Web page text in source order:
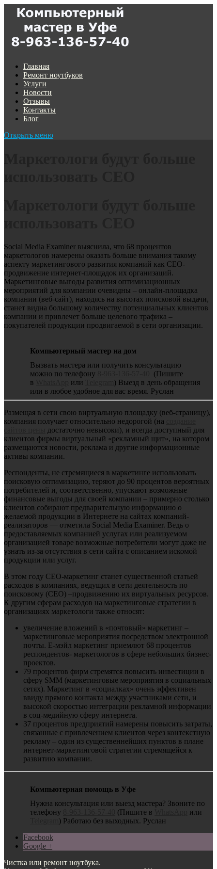
Главная
Ремонт ноутбуков
Услуги
Новости
Отзывы
Контакты
Блог
Открыть меню
Social Media Examiner выяснила, что 68 процентов
маркетологов намерены оказать больше внимания такому
аспекту маркетингового развития компаний как СЕО-
продвижение интернет-площадок их организаций.
Маркетинговые выгоды развития оптимизационных
мероприятий для компании очевидны – онлайн-площадка
компании (веб-сайт), находясь на высотах поисковой выдачи,
станет видна большому количеству потенциальных клиентов
компании и привлечет больше целевого трафика –
покупателей продукции продвигаемой в сети организации.
Компьютерный мастер на дом
Вызвать мастера или получить консультацию
можно по телефону
(Пишите
в
или
) Выезд в день обращения
или в любое удобное для вас время. Руслан
Размещая в сети свою виртуальную площадку (веб-страницу),
компания получает относительно недорогой (на
достаточно невысоки), и всегда доступный для
клиентов фирмы виртуальный «рекламный щит», на котором
размещаются новости, реклама и другие информационные
активы компании.
Респонденты, не стремящиеся в маркетинге использовать
поисковую оптимизацию, теряют до 90 процентов вероятных
потребителей и, соответственно, упускают возможные
финансовые выгоды для своей компании – примерно столько
клиентов собирают предварительную информацию о
желаемой продукции в Интернете на сайтах компаний-
реализаторов — отметила Social Media Examiner. Ведь о
предоставляемых компанией услугах или реализуемом
организацией товаре возможные потребители могут даже не
узнать из-за отсутствия в сети сайта с описанием искомой
продукции или услуг.
В этом году СЕО-маркетинг станет существенной статьей
расходов в компаниях, ведущих в сети деятельность по
поисковому (СЕО) –продвижению их виртуальных ресурсов.
К другим сферам расходов на маркетинговые стратегии в
организациях маркетологи также относят:
увеличение вложений в «почтовый» маркетинг –
маркетинговые мероприятия посредством электронной
почты. Е-мэйл маркетинг приемлют 68 процентов
респондентов- маркетологов в сфере небольших бизнес-
проектов.
79 процентов фирм стремятся повысить инвестиции в
сферу SMM (маркетинговые мероприятия в социальных
сетях). Маркетинг в «социалках» очень эффективен
ввиду прямого контакта между участниками сети, и
высокой скоростью интеграции рекламной информации
в соц-медийную сферу интернета.
37 процентов предприятий намерены повысить затраты,
связанные с привлечением клиентов через контекстную
рекламу – один из существеннейших пунктов в плане
интернет-маркетинговой стратегии стремящейся к
развитию компании.
Компьютерная помощь в Уфе
Нужна консультация или выезд мастера? Звоните по
телефону
(Пишите в
или
) Работаю без выходных. Руслан
Facebook
Google +
Чистка или ремонт ноутбука.